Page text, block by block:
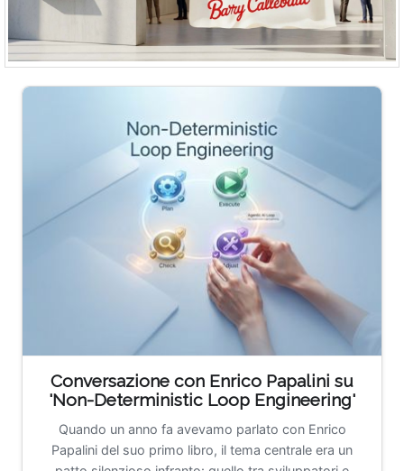
Conversazione con Enrico Papalini su
'Non-Deterministic Loop Engineering'
Quando un anno fa avevamo parlato con Enrico
Papalini del suo primo libro, il tema centrale era un